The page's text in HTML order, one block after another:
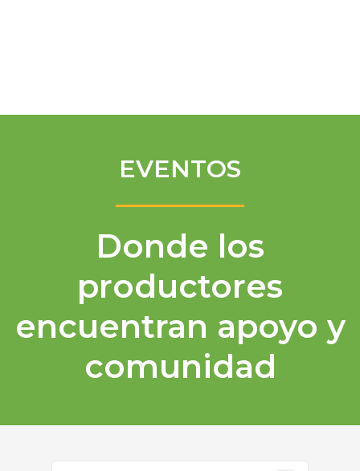
EVENTOS
Donde los
productores
encuentran apoyo y
comunidad